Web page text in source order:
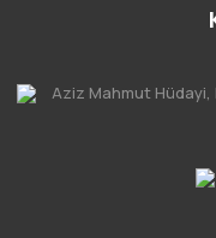
Aziz Mahmut Hüdayi,